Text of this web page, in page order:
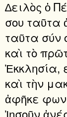
∆ειλὸς ὁ
σου ταῦτα
ταῦτα σύν
καὶ τὸ
Ἐκκλησία,
καὶ τὴν
ἀφῆκε
Ἰησοῦν